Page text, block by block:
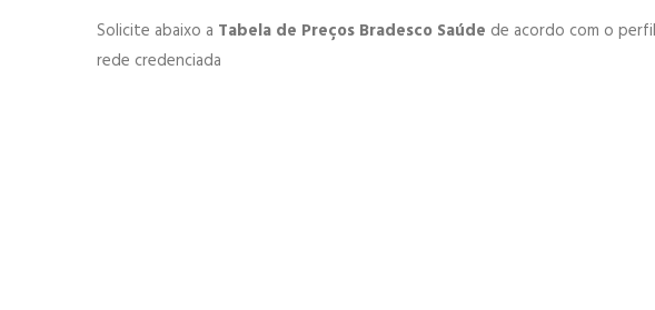
Solicite abaixo a Tabela de Preços Bradesco Saúde de acordo com o
rede credenciada